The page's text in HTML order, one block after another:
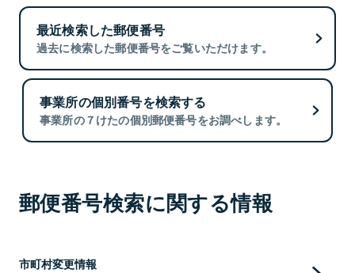
最近検索した郵便番号
過去に検索した郵便番号をご覧いただけます。
事業所の個別番号を検索する
事業所の７けたの個別郵便番号をお調べします。
郵便番号検索に関する情報
市町村変更情報